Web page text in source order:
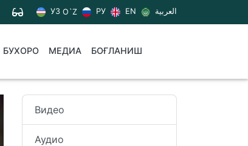
УЗ O`Z РУ EN العربية
БУХОРО МЕДИА БОҒЛАНИШ
Видео
Аудио